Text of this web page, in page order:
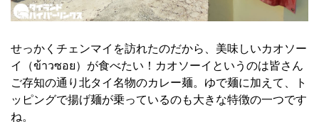
せっかくチェンマイを訪れたのだから、美味しいカオソー
イ（ข้าวซอย）が食べたい！カオソーイというのは皆さん
ご存知の通り北タイ名物のカレー麺。ゆで麺に加えて、ト
ッピングで揚げ麺が乗っているのも大きな特徴の一つです
ね。